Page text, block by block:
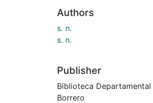
Authors
s. n.
s. n.
Publisher
Biblioteca
Borrero